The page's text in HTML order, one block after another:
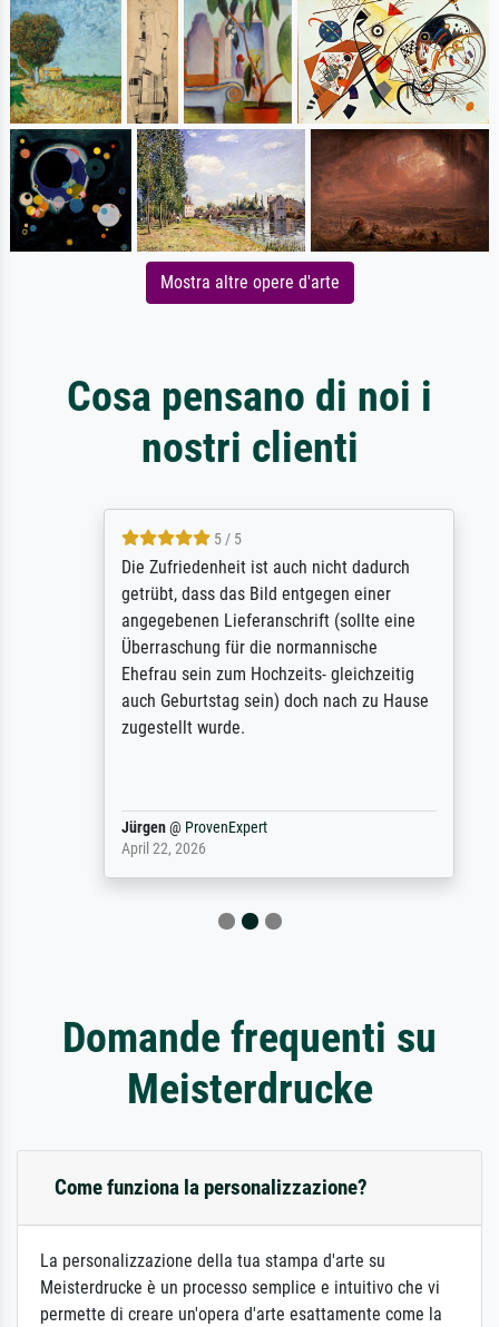
Mostra altre opere d'arte
Cosa pensano di noi i
nostri clienti
5 / 5
Die Zufriedenheit ist auch nicht dadurch
getrübt, dass das Bild entgegen einer
angegebenen Lieferanschrift (sollte eine
Überraschung für die normannische
Ehefrau sein zum Hochzeits- gleichzeitig
auch Geburtstag sein) doch nach zu Hause
zugestellt wurde.
Jürgen@ProvenExpert
April 22, 2026
Domande frequenti su
Meisterdrucke
Come funziona la personalizzazione?
La personalizzazione della tua stampa d'arte su
Meisterdrucke è un processo semplice e intuitivo che vi
permette di creare un'opera d'arte esattamente come la